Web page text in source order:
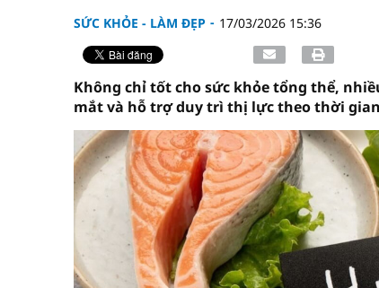
SỨC KHỎE - LÀM ĐẸP 17/03/2026 15:36
Không chỉ tốt cho sức khỏe tổng thể,
mắt và hỗ trợ duy trì thị lực theo thời